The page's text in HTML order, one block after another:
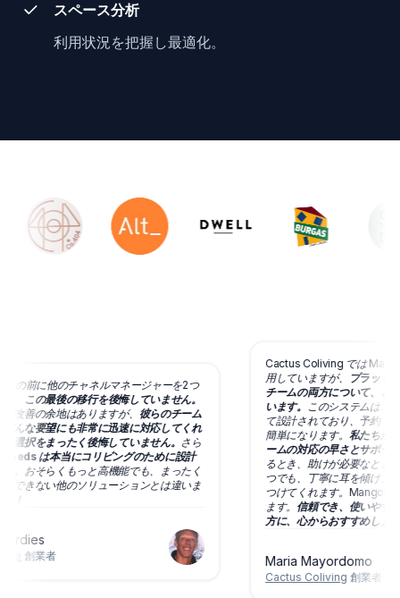
スペース分析
利用状況を把握し最適化。
の前に他のチャネルマネージャーを2つ
この最後の移行を後悔していません。
改善の余地はありますが、
彼らのチーム
んな要望にも非常に迅速に対応してくれ
選択をまったく後悔していません。さら
は本当にコリビングのために設計
おそらくもっと高機能でも、まったく
できない他のソリューションとは違いま
創業者
Cactus Coliving では
用していますが、
プラット
チームの両方について、と
います。 このシステムはコ
て設計されており、予約・
簡単になります。 私たちが
ームの対応の早さとサポー
るとき、助けが必要なとき
つでも、丁寧に耳を傾け、
つけてくれます。
ます。 信頼でき、使いやす
方に、心からおすすめします
Maria Mayordomo
Cactus Coliving創業者